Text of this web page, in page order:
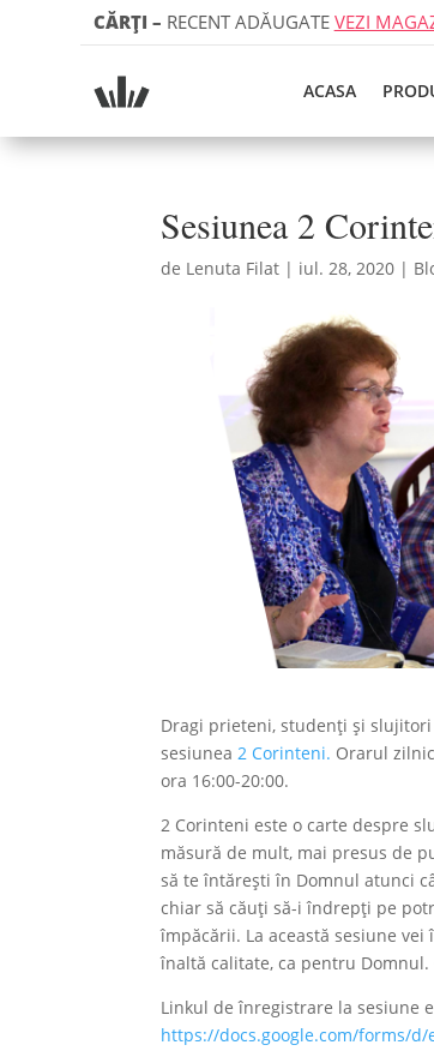
CĂRȚI – RECENT ADĂUGATE VEZI
ACASA
Sesiunea 2
de Lenuta Filat | iul. 28, 2020 |
Dragi prieteni, studenți și
sesiunea 2 Corinteni. Orarul
ora 16:00-20:00.
2 Corinteni este o carte despre
măsură de mult, mai presus de
să te întărești în Domnul atunci
chiar să căuți să-i îndrepți pe
împăcării. La această sesiune
înaltă calitate, ca pentru
Linkul de înregistrare la sesiune
https://docs.google.com/forms/d/